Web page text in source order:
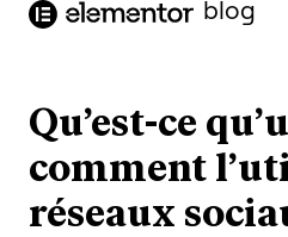
principal
blog
Qu’est-ce
comment
réseaux